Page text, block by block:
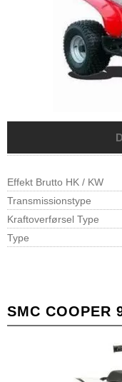
Effekt Brutto HK / KW
Transmissionstype
Kraftoverførsel Type
Type
SMC COOPER